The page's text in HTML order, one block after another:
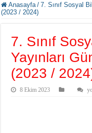
Anasayfa / 7. Sınıf Sosyal
(2023 / 2024)
7. Sınıf
Yayınları
(2023 /
8 Ekim 2023